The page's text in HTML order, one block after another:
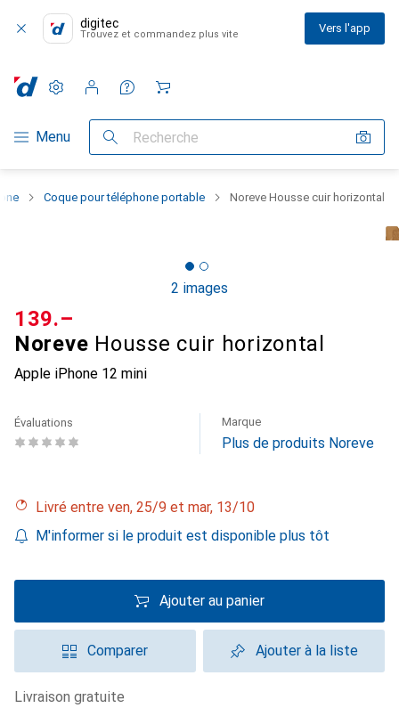
digitec
Trouvez et commandez plus vite Vers l'app
Navigation par catégorie
Menu Recherche
Paramètres
Compte client
Listes de comparaison
Listes d'envies
Panier
Coque pour téléphone portable Noreve Housse cuir horizontal
2 images
Noreve Housse cuir horizontal
Apple iPhone 12 mini
CHF
139.–
Évaluations Marque
Plus de produits Noreve
Livré entre ven, 25/9 et mar, 13/10
M'informer si le produit est disponible plus tôt
Ajouter au panier
Comparer Ajouter à la liste
livraison gratuite